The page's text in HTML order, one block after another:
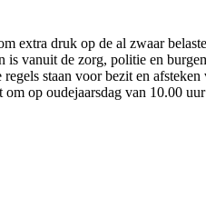
extra druk op de al zwaar
vanuit de zorg, politie en
staan voor bezit en
op oudejaarsdag van 10.00